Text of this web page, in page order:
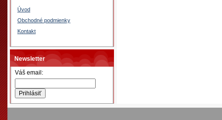
Úvod
Obchodné podmienky
Kontakt
Newsletter
Váš email: